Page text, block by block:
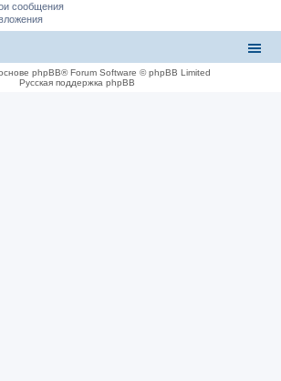
сообщения
phpBB® Forum Software © phpBB Limited
Русская поддержка phpBB